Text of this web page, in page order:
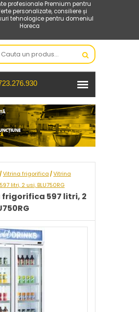
profesionale Premium pentru
personalizate, consiliere și
tehnologice pentru domeniul
Horeca
/Vitrina frigorifica /Vitrina
litri, 2 usi, BLU750RG
597 litri, 2